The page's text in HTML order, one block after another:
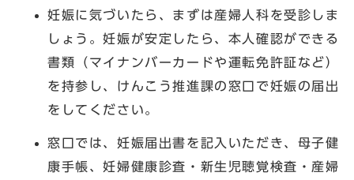
妊娠に気づいたら、まずは産婦人科を受診しま
しょう。妊娠が安定したら、本人確認ができる
書類（マイナンバーカードや運転免許証など）
を持参し、けんこう推進課の窓口で妊娠の届出
をしてください。
窓口では、妊娠届出書を記入いただき、母子健
康手帳、妊婦健康診査・新生児聴覚検査・産婦